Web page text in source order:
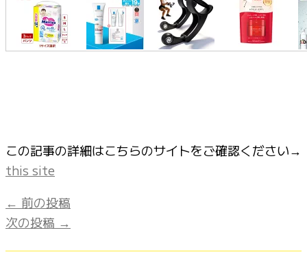
この記事の詳細はこちらのサイトをご確認ください→
this site
← 前の投稿
次の投稿 →